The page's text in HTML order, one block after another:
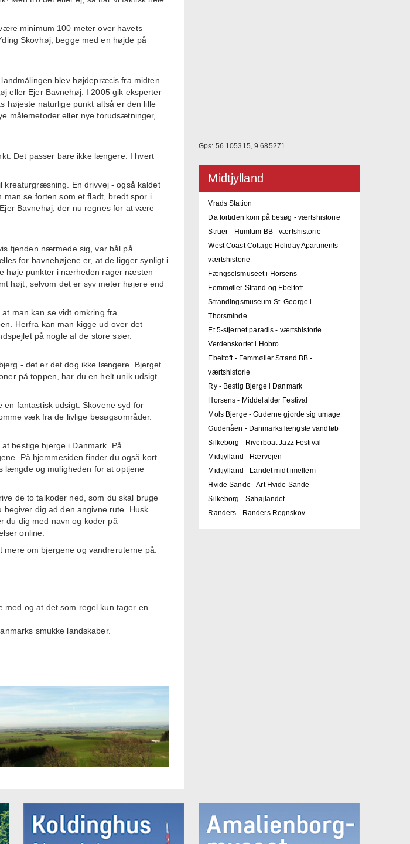
minimum 100 meter over havets
Skovhøj, begge med en højde på
blev højdepræcis fra midten
eller Ejer Bavnehøj. I 2005 gik eksperter
højeste naturlige punkt altså er den lille
målemetoder eller nye forudsætninger,
Det passer bare ikke længere. I hvert
kreaturgræsning. En drivvej - også kaldet
se forten som et fladt, bredt spor i
Bavnehøj, der nu regnes for at være
fjenden nærmede sig, var bål på
for bavnehøjene er, at de ligger synligt i
høje punkter i nærheden rager næsten
højt, selvom det er syv meter højere end
man kan se vidt omkring fra
Herfra kan man kigge ud over det
på nogle af de store søer.
- det er det dog ikke længere. Bjerget
på toppen, har du en helt unik udsigt
fantastisk udsigt. Skovene syd for
væk fra de livlige besøgsområder.
bestige bjerge i Danmark. På
På hjemmesiden finder du også kort
længde og muligheden for at optjene
de to talkoder ned, som du skal bruge
dig ad den angivne rute. Husk
du dig med navn og koder på
online.
om bjergene og vandreruterne på:
og at det som regel kun tager en
smukke landskaber.
Gps: 56.105315, 9.685271
Midtjylland
Vrads Station
Da fortiden kom på besøg - værtshistorie
Struer - Humlum BB - værtshistorie
West Coast Cottage Holiday Apartments -
værtshistorie
Fængselsmuseet i Horsens
Femmøller Strand og Ebeltoft
Strandingsmuseum St. George i
Thorsminde
Et 5-stjernet paradis - værtshistorie
Verdenskortet i Hobro
Ebeltoft - Femmøller Strand BB -
værtshistorie
Ry - Bestig Bjerge i Danmark
Horsens - Middelalder Festival
Mols Bjerge - Guderne gjorde sig umage
Gudenåen - Danmarks længste vandløb
Silkeborg - Riverboat Jazz Festival
Midtjylland - Hærvejen
Midtjylland - Landet midt imellem
Hvide Sande - Art Hvide Sande
Silkeborg - Søhøjlandet
Randers - Randers Regnskov